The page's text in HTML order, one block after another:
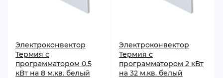
Электроконвектор
Термия с
программатором 0,5
кВт на 8 м.кв. белый
Электроконвектор
Термия с
программатором 2 кВт
на 32 м.кв. белый